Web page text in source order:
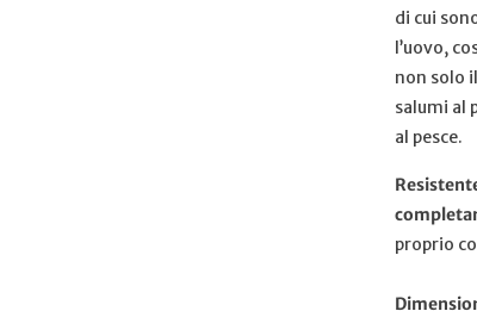
di cui
l’uovo,
non solo
salumi al
al pesce.
proprio